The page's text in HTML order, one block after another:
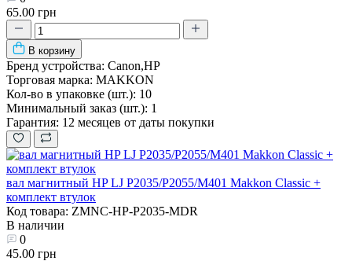
65.00 грн
В корзину
Бренд устройства: Canon,HP
Торговая марка: MAKKON
Кол-во в упаковке (шт.): 10
Минимальный заказ (шт.): 1
Гарантия: 12 месяцев от даты покупки
вал магнитный HP LJ P2035/P2055/M401 Makkon Classic +
комплект втулок
Код товара: ZMNC-HP-P2035-MDR
В наличии
0
45.00 грн